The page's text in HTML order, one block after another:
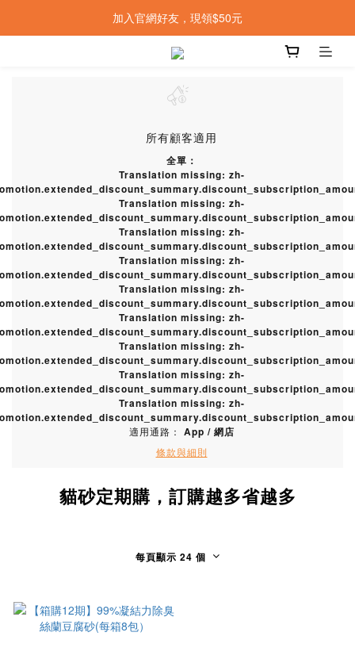
加入官網好友，現領$50元
所有顧客適用
全單：
Translation missing: zh-
Translation missing: zh-
Translation missing: zh-
Translation missing: zh-
Translation missing: zh-
Translation missing: zh-
Translation missing: zh-
Translation missing: zh-
Translation missing: zh-
適用通路： App / 網店
條款與細則
貓砂定期購，訂購越多省越多
每頁顯示 24 個